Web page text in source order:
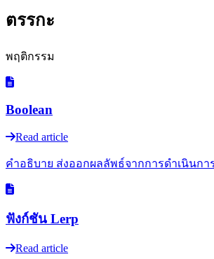
ตรรกะ
พฤติกรรม
Boolean
Read article
คำอธิบาย ส่งออกผลลัพธ์จากการดำเนินก
ฟังก์ชัน Lerp
Read article